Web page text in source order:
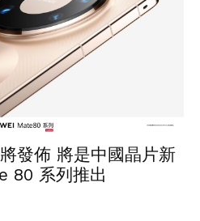
發佈 將是中國晶片新
80 系列推出